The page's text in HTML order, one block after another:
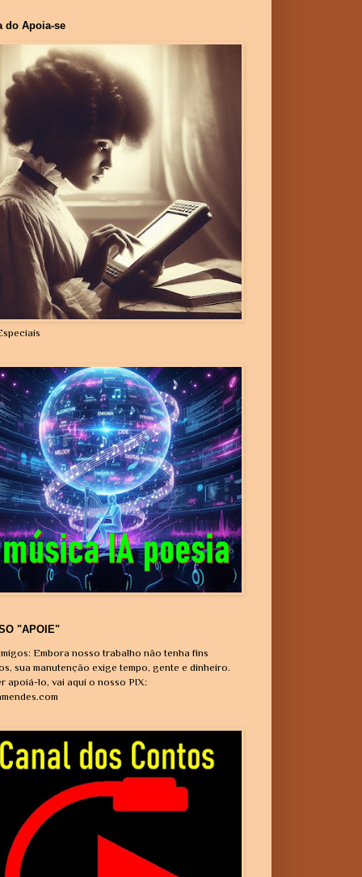
do Apoia-se
"APOIE"
Embora nosso trabalho não tenha fins
sua manutenção exige tempo, gente e dinheiro.
apoiá-lo, vai aqui o nosso PIX: